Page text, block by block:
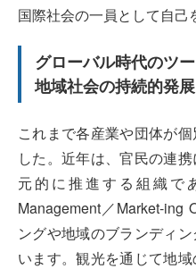
国際社会の一員として自己
グローバル時代のツ
地域社会の持続的発
これまで各産業や団体が
した。近年は、官民の連
元的に推進する組織で
Management／Market-ing
ングや地域のブランディ
います。観光を通じて地